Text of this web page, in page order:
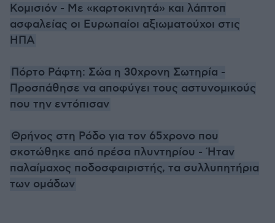
Κομισιόν - Με «καρτοκινητά» και λάπτοπ
ασφαλείας οι Ευρωπαίοι αξιωματούχοι στις
ΗΠΑ
Πόρτο Ράφτη: Σώα η 30χρονη Σωτηρία -
Προσπάθησε να αποφύγει τους αστυνομικούς
που την εντόπισαν
Θρήνος στη Ρόδο για τον 65χρονο που
σκοτώθηκε από πρέσα πλυντηρίου - Ήταν
παλαίμαχος ποδοσφαιριστής, τα συλλυπητήρια
των ομάδων